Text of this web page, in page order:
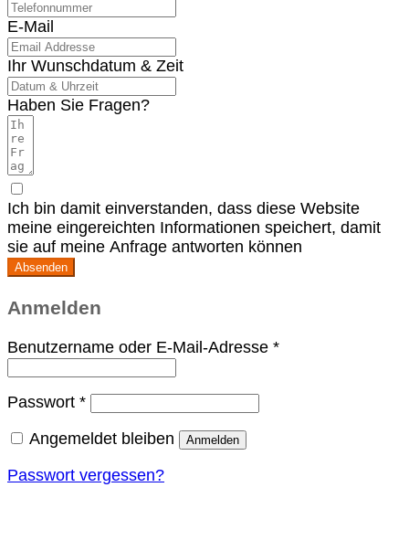
E-Mail
Ihr Wunschdatum & Zeit
Haben Sie Fragen?
Ich bin damit einverstanden, dass diese Website
meine eingereichten Informationen speichert, damit
sie auf meine Anfrage antworten können
Absenden
Anmelden
Benutzername oder E-Mail-Adresse *Erforderlich
Passwort *Erforderlich
Angemeldet bleiben Anmelden
Passwort vergessen?